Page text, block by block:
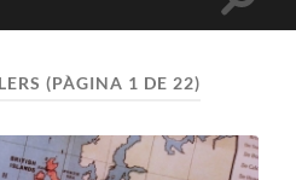
(PÀGINA 1 DE 22)